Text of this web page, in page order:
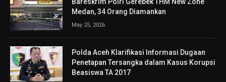
Medan, 34 Orang Diamankan
May 25, 2026
Polda Aceh Klarifikasi Informasi Dugaan
Penetapan Tersangka dalam Kasus Korupsi
Beasiswa TA 2017